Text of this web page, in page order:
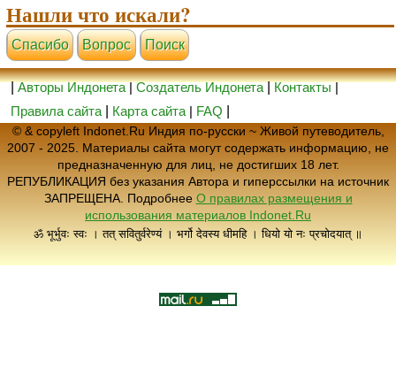
Нашли что искали?
Cпасибо Вопрос Поиск
|Авторы Индонета|Создатель Индонета|Контакты|
Правила сайта
Карта сайта | FAQ
© & copyleft Indonet.Ru Индия по-русски ~ Живой путеводитель,
2007 - 2025. Материалы сайта могут содержать информацию, не
предназначенную для лиц, не достигших 18 лет.
РЕПУБЛИКАЦИЯ без указания Автора и гиперссылки на источник
ЗАПРЕЩЕНА. Подробнее О правилах размещения и
использования материалов Indonet.Ru
ॐ भूर्भुवः स्वः । तत् सवितुर्वरेण्यं । भर्गो देवस्य धीमहि । धियो यो नः प्रचोदयात् ॥